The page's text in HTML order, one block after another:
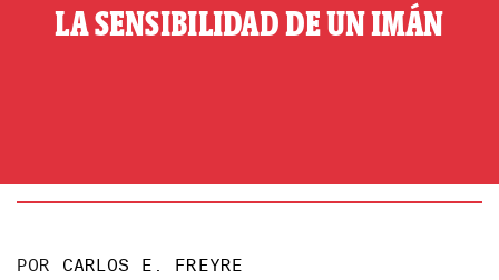
LA SENSIBILIDAD DE UN IMÁN
POR CARLOS E. FREYRE